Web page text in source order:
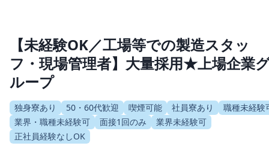
【未経験OK／工場等での製造スタッ
フ・現場管理者】大量採用★上場企業
ループ
独身寮あり 50・60代歓迎 喫煙可能 社員寮あり
職種未経験
業界・職種未経験可
面接1回のみ
業界未経験可
正社員経験なしOK